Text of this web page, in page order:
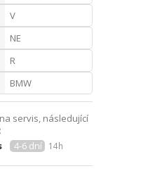
V
NE
R
BMW
servis, následující
4-6 dní 14h